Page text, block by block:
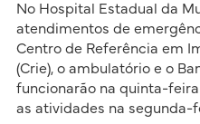
No Hospital Estadual da
atendimentos de
Centro de Referência em
(Crie), o ambulatório e o
funcionarão na quinta-
as atividades na segunda-